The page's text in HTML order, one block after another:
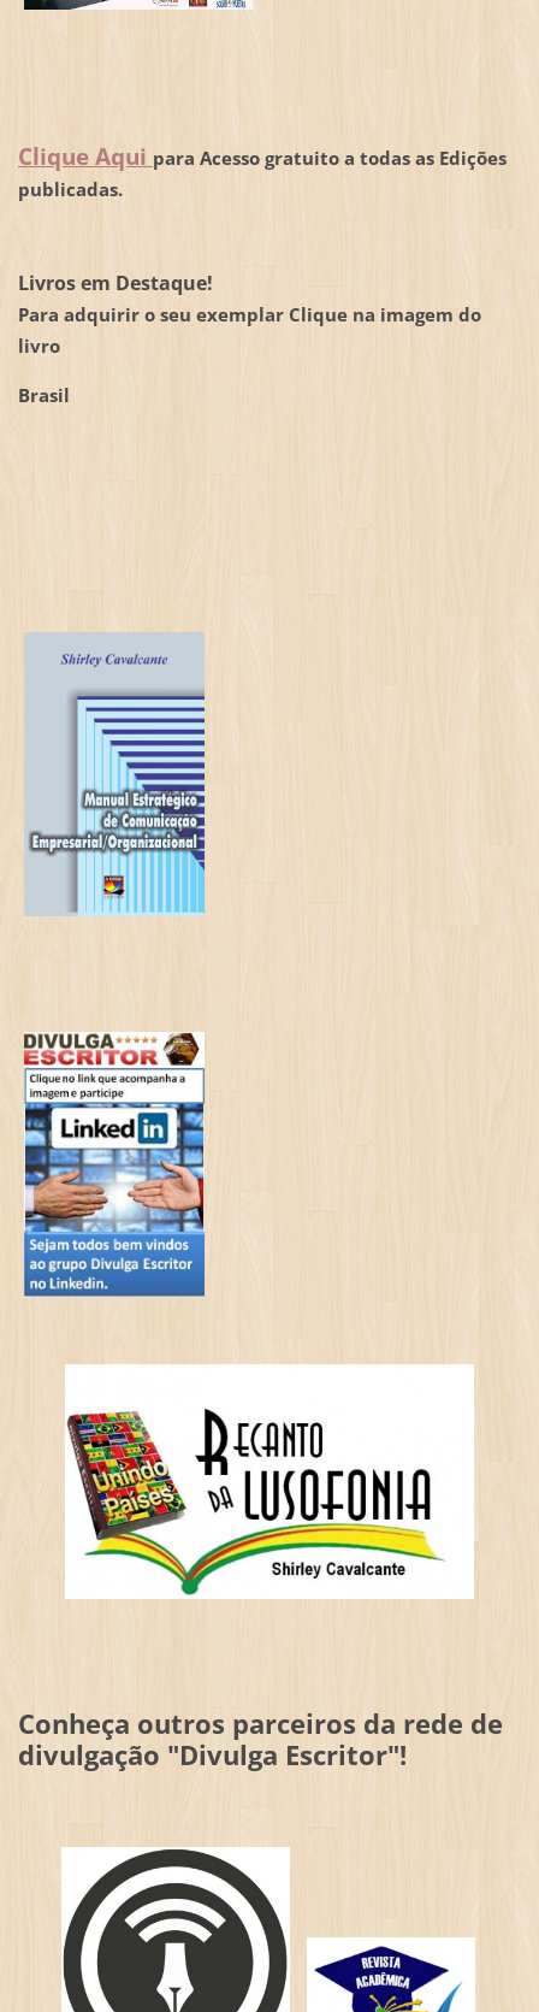
Clique Aqui para Acesso gratuito a todas as Edições
publicadas.
Livros em Destaque!
Para adquirir o seu exemplar Clique na imagem do
livro
Brasil
Conheça outros parceiros da rede de
divulgação "Divulga Escritor"!